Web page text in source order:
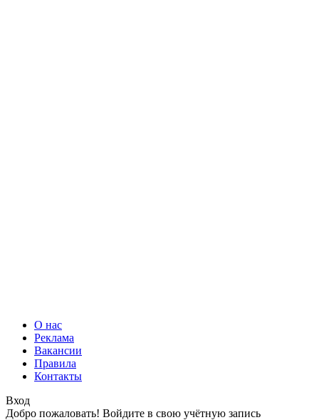
О нас
Реклама
Вакансии
Правила
Контакты
Вход
Добро пожаловать! Войдите в свою учётную запись